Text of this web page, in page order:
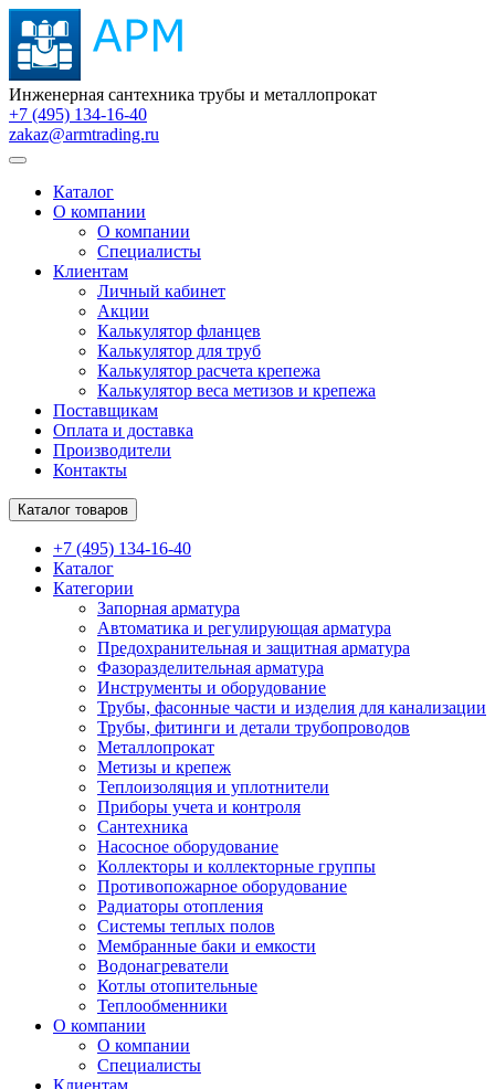
Инженерная сантехника трубы и металлопрокат
+7 (495) 134-16-40
zakaz@armtrading.ru
Каталог
О компании
О компании
Специалисты
Клиентам
Личный кабинет
Акции
Калькулятор фланцев
Калькулятор для труб
Калькулятор расчета крепежа
Калькулятор веса метизов и крепежа
Поставщикам
Оплата и доставка
Производители
Контакты
Каталог товаров
+7 (495) 134-16-40
Каталог
Категории
Запорная арматура
Автоматика и регулирующая арматура
Предохранительная и защитная арматура
Фазоразделительная арматура
Инструменты и оборудование
Трубы, фасонные части и изделия для канализации
Трубы, фитинги и детали трубопроводов
Металлопрокат
Метизы и крепеж
Теплоизоляция и уплотнители
Приборы учета и контроля
Сантехника
Насосное оборудование
Коллекторы и коллекторные группы
Противопожарное оборудование
Радиаторы отопления
Системы теплых полов
Мембранные баки и емкости
Водонагреватели
Котлы отопительные
Теплообменники
О компании
О компании
Специалисты
Клиентам